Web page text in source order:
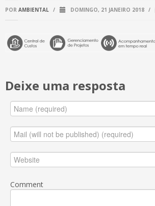
POR AMBIENTAL / DOMINGO, 21 JANEIRO 2018 /
Deixe uma resposta
Comment